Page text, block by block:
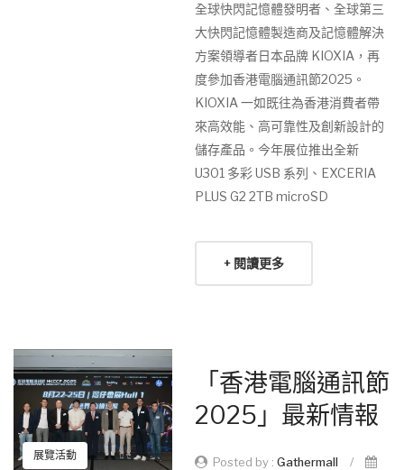
全球快閃記憶體發明者、全球第三
大快閃記憶體製造商及記憶體解決
方案領導者日本品牌 KIOXIA，再
度參加香港電腦通訊節2025。
KIOXIA 一如既往為香港消費者帶
來高效能、高可靠性及創新設計的
儲存產品。今年展位推出全新
U301 多彩 USB 系列、EXCERIA
PLUS G2 2TB microSD
+ 閱讀更多
展覽活動
「香港電腦通訊節
2025」最新情報
Posted by : Gathermall
/